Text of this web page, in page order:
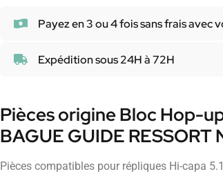
Payez en 3 ou 4 fois sans frais avec
Expédition sous 24H à 72H
Pièces origine Bloc Hop-
BAGUE GUIDE RESSORT
Pièces compatibles pour répliques Hi-capa